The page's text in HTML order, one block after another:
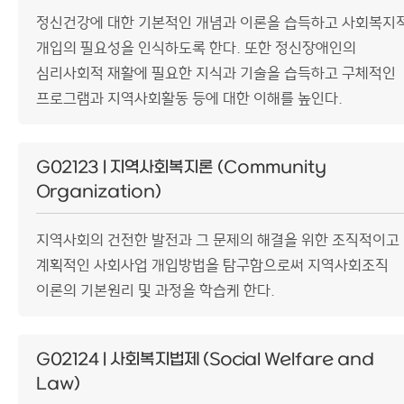
정신건강에 대한 기본적인 개념과 이론을 습득하고 사회복지
개입의 필요성을 인식하도록 한다. 또한 정신장애인의
심리사회적 재활에 필요한 지식과 기술을 습득하고 구체적인
프로그램과 지역사회활동 등에 대한 이해를 높인다.
G02123 | 지역사회복지론 (Community
Organization)
지역사회의 건전한 발전과 그 문제의 해결을 위한 조직적이고
계획적인 사회사업 개입방법을 탐구함으로써 지역사회조직
이론의 기본원리 및 과정을 학습케 한다.
G02124 | 사회복지법제 (Social Welfare and
Law)